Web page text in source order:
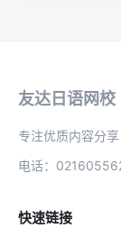
友达日语网校
专注优质内容分享
电话：
快速链接